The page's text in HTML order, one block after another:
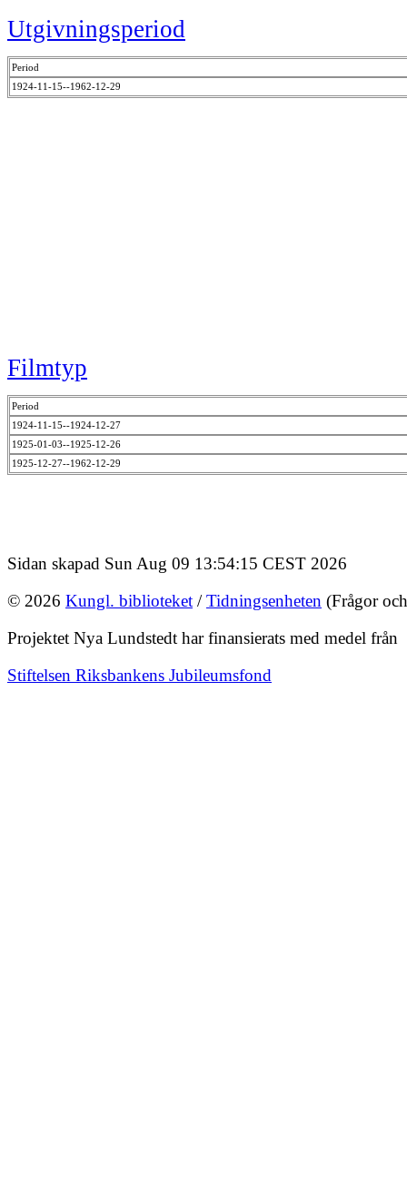
Utgivningsperiod
Period
1924-11-15--1962-12-29
Filmtyp
Period
1924-11-15--1924-12-27
1925-01-03--1925-12-26
1925-12-27--1962-12-29
Sidan skapad Sun Aug 09 13:54:15 CEST 2026
© 2026 Kungl. biblioteket /Tidningsenheten (Frågor
Projektet Nya Lundstedt har finansierats med medel från
Stiftelsen Riksbankens Jubileumsfond